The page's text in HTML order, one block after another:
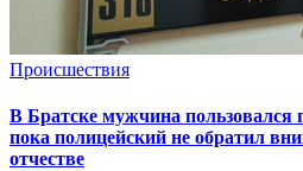
Происшествия
В Братске мужчина пользовался
пока полицейский не обратил
отчестве